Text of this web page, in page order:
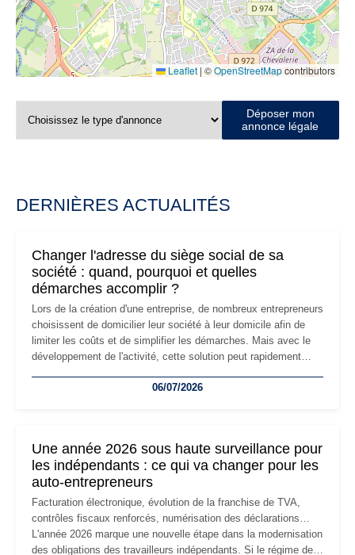
Leaflet |©OpenStreetMapcontributors
Déposer mon
annonce légale
DERNIÈRES ACTUALITÉS
Changer l'adresse du siège social de sa
société : quand, pourquoi et quelles
démarches accomplir ?
Lors de la création d'une entreprise, de nombreux entrepreneurs
choisissent de domicilier leur société à leur domicile afin de
limiter les coûts et de simplifier les démarches. Mais avec le
développement de l'activité, cette solution peut rapidement
professionnels, recrutement, image de marque… Le
06/07/2026
Une année 2026 sous haute surveillance pour
les indépendants : ce qui va changer pour les
auto-entrepreneurs
Facturation électronique, évolution de la franchise de TVA,
contrôles fiscaux renforcés, numérisation des déclarations…
L'année 2026 marque une nouvelle étape dans la modernisation
des obligations des travailleurs indépendants. Si le régime de